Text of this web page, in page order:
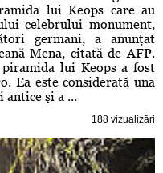
lui Keops care au
celebrului monument,
germani, a anunţat
Mena, citată de AFP.
lui Keops a fost
Ea este considerată una
şi a ...
188 vizualizări